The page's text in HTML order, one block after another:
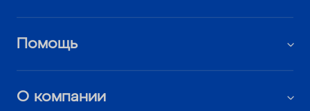
Помощь
О компании